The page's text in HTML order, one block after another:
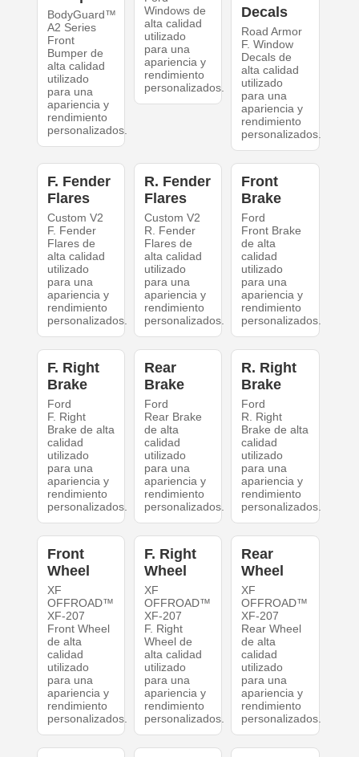
BodyGuard™
A2 Series
Front
Bumper de
alta calidad
utilizado
para una
apariencia y
rendimiento
personalizados.
Windows de
alta calidad
utilizado
para una
apariencia y
rendimiento
personalizados.
Decals
Road Armor
F. Window
Decals de
alta calidad
utilizado
para una
apariencia y
rendimiento
personalizados.
F. Fender
Flares
Custom V2
F. Fender
Flares de
alta calidad
utilizado
para una
apariencia y
rendimiento
personalizados.
R. Fender
Flares
Custom V2
R. Fender
Flares de
alta calidad
utilizado
para una
apariencia y
rendimiento
personalizados.
Front
Brake
Ford
Front Brake
de alta
calidad
utilizado
para una
apariencia y
rendimiento
personalizados.
F. Right
Brake
Ford
F. Right
Brake de alta
calidad
utilizado
para una
apariencia y
rendimiento
personalizados.
Rear
Brake
Ford
Rear Brake
de alta
calidad
utilizado
para una
apariencia y
rendimiento
personalizados.
R. Right
Brake
Ford
R. Right
Brake de alta
calidad
utilizado
para una
apariencia y
rendimiento
personalizados.
Front
Wheel
XF
OFFROAD™
XF-207
Front Wheel
de alta
calidad
utilizado
para una
apariencia y
rendimiento
personalizados.
F. Right
Wheel
XF
OFFROAD™
XF-207
F. Right
Wheel de
alta calidad
utilizado
para una
apariencia y
rendimiento
personalizados.
Rear
Wheel
XF
OFFROAD™
XF-207
Rear Wheel
de alta
calidad
utilizado
para una
apariencia y
rendimiento
personalizados.